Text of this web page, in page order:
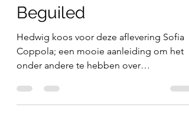
Lubitsch en de rest no.
003: Sofia Coppola –
Marie Antoinette & The
Beguiled
Hedwig koos voor deze aflevering Sofia